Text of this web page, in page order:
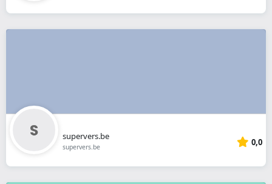
supervers.be
supervers.be 0,0